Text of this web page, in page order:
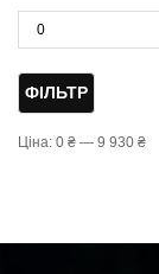
ФІЛЬТР
Ціна: 0 ₴ — 9 930 ₴